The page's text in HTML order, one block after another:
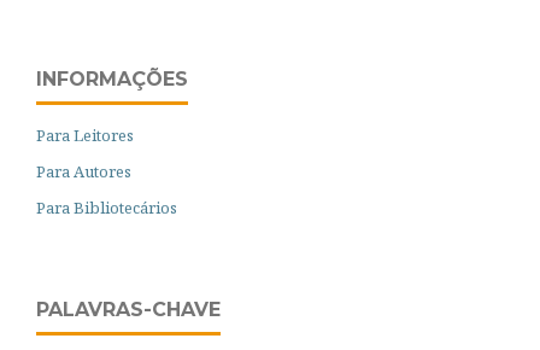
INFORMAÇÕES
Para Leitores
Para Autores
Para Bibliotecários
PALAVRAS-CHAVE